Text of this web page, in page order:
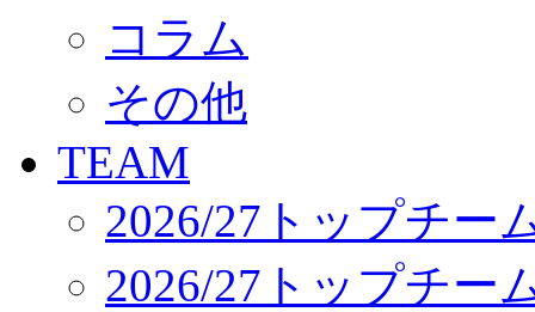
パートナー募集
クラブ理念
サステナビリティ
Web制作支援
応援プロジェクト
コラム
その他
TEAM
2026/27トップチー
2026/27トップチー